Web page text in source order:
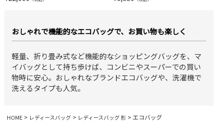
おしゃれで機能的なエコバッグで、お買い物も楽しく
軽量、折り畳み式など機能的なショッピングバッグを、マ
イバッグとして持ち歩けば、コンビニやスーパーでの買い
物時に安心。おしゃれなブランドエコバッグや、洗濯機で
洗えるタイプも人気。
HOME レディースバッグ レディースバッグ 形 エコバッグ